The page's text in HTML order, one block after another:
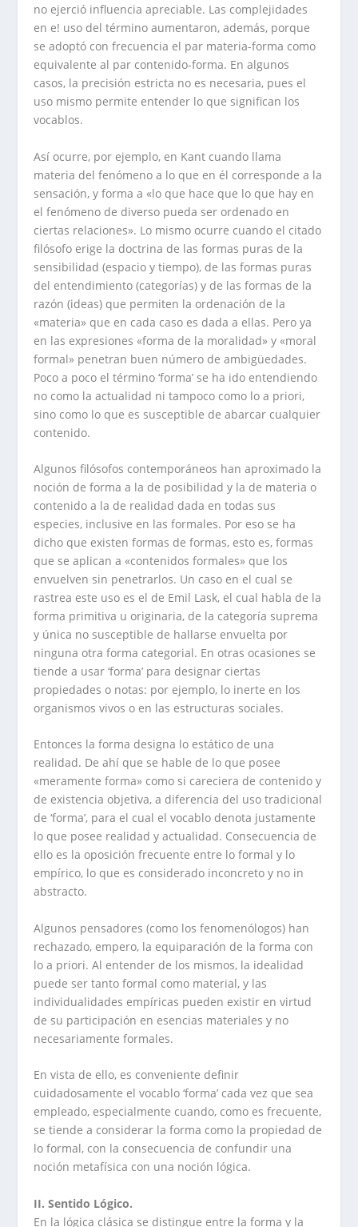
no ejerció influencia apreciable. Las complejidades
en e! uso del término aumentaron, además, porque
se adoptó con frecuencia el par materia-forma como
equivalente al par contenido-forma. En algunos
casos, la precisión estricta no es necesaria, pues el
uso mismo permite entender lo que significan los
vocablos.
Así ocurre, por ejemplo, en Kant cuando llama
materia del fenómeno a lo que en él corresponde a la
sensación, y forma a «lo que hace que lo que hay en
el fenómeno de diverso pueda ser ordenado en
ciertas relaciones». Lo mismo ocurre cuando el citado
filósofo erige la doctrina de las formas puras de la
sensibilidad (espacio y tiempo), de las formas puras
del entendimiento (categorías) y de las formas de la
razón (ideas) que permiten la ordenación de la
«materia» que en cada caso es dada a ellas. Pero ya
en las expresiones «forma de la moralidad» y «moral
formal» penetran buen número de ambigüedades.
Poco a poco el término ‘forma’ se ha ido entendiendo
no como la actualidad ni tampoco como lo a priori,
sino como lo que es susceptible de abarcar cualquier
contenido.
Algunos filósofos contemporáneos han aproximado la
noción de forma a la de posibilidad y la de materia o
contenido a la de realidad dada en todas sus
especies, inclusive en las formales. Por eso se ha
dicho que existen formas de formas, esto es, formas
que se aplican a «contenidos formales» que los
envuelven sin penetrarlos. Un caso en el cual se
rastrea este uso es el de Emil Lask, el cual habla de la
forma primitiva u originaria, de la categoría suprema
y única no susceptible de hallarse envuelta por
ninguna otra forma categorial. En otras ocasiones se
tiende a usar ‘forma’ para designar ciertas
propiedades o notas: por ejemplo, lo inerte en los
organismos vivos o en las estructuras sociales.
Entonces la forma designa lo estático de una
realidad. De ahí que se hable de lo que posee
«meramente forma» como si careciera de contenido y
de existencia objetiva, a diferencia del uso tradicional
de ‘forma’, para el cual el vocablo denota justamente
lo que posee realidad y actualidad. Consecuencia de
ello es la oposición frecuente entre lo formal y lo
empírico, lo que es considerado inconcreto y no in
abstracto.
Algunos pensadores (como los fenomenólogos) han
rechazado, empero, la equiparación de la forma con
lo a priori. Al entender de los mismos, la idealidad
puede ser tanto formal como material, y las
individualidades empíricas pueden existir en virtud
de su participación en esencias materiales y no
necesariamente formales.
En vista de ello, es conveniente definir
cuidadosamente el vocablo ‘forma’ cada vez que sea
empleado, especialmente cuando, como es frecuente,
se tiende a considerar la forma como la propiedad de
lo formal, con la consecuencia de confundir una
noción metafísica con una noción lógica.
II. Sentido Lógico.
En la lógica clásica se distingue entre la forma y la